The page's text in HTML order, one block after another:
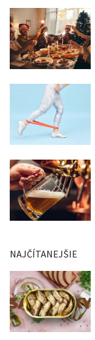
NAJČÍTANEJŠIE